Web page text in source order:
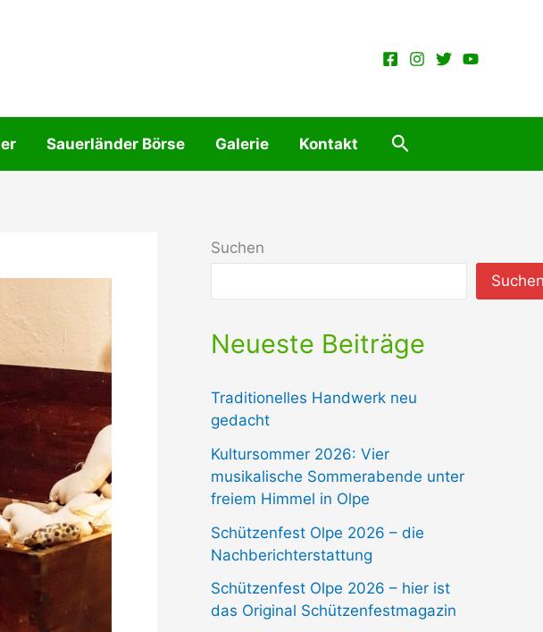
Sauerländer Börse Galerie Kontakt Suchen
Suchen
Neueste Beiträge
Traditionelles Handwerk neu
gedacht
Kultursommer 2026: Vier
musikalische Sommerabende unter
freiem Himmel in Olpe
Schützenfest Olpe 2026 – die
Nachberichterstattung
Schützenfest Olpe 2026 – hier ist
das Original Schützenfestmagazin